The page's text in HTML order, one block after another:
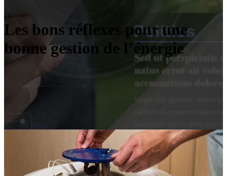
Les bons réflexes pour une
bonne gestion de l’énergie